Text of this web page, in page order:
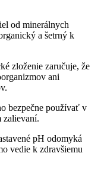
od minerálnych
a šetrný k
zloženie zaručuje, že
ani
bezpečne používať v
zalievaní.
pH odomyká
vedie k zdravšiemu